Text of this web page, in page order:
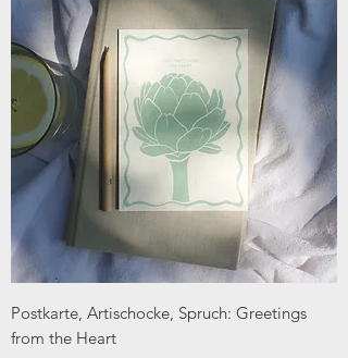
Postkarte, Artischocke, Spruch: Greetings
from the Heart